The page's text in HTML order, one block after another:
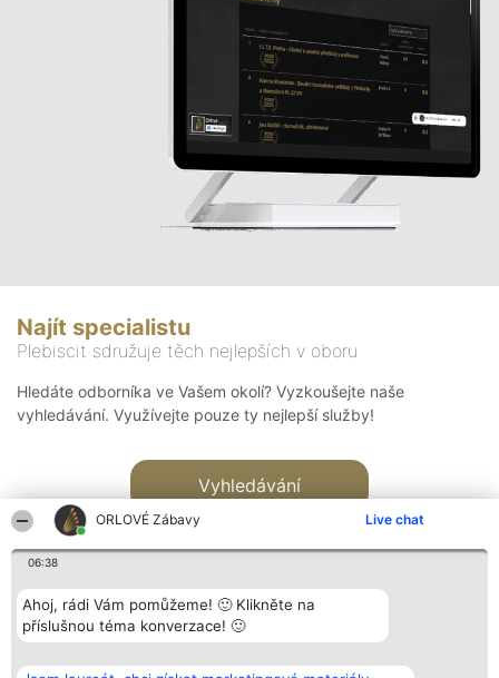
ORLOVÉ Zábavy Live chat
06:38
Ahoj, rádi Vám pomůžeme! 🙂 Klikněte na
příslušnou téma konverzace! 🙂
Najít specialistu
Plebiscit sdružuje těch nejlepších v oboru
Hledáte odborníka ve Vašem okolí? Vyzkoušejte naše
vyhledávání. Využívejte pouze ty nejlepší služby!
Vyhledávání
Bright Side Solutions sp. z o.
Vítězové
Kontakt